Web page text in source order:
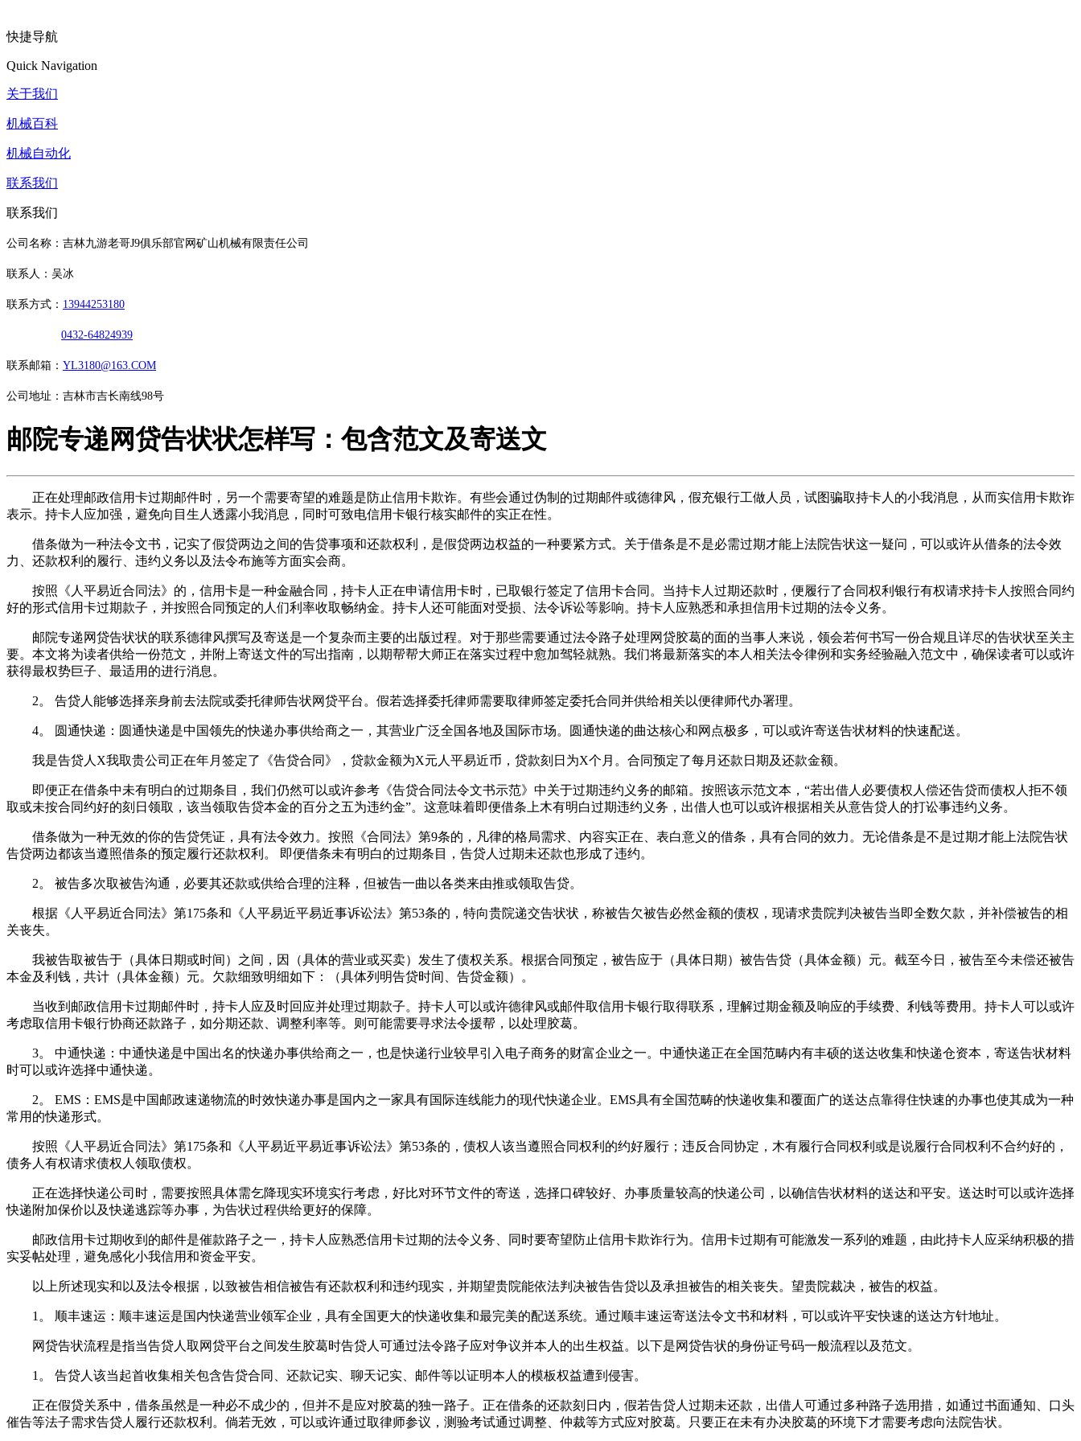
快捷导航
Quick Navigation
关于我们
机械百科
机械自动化
联系我们
联系我们
公司名称：吉林九游老哥J9俱乐部官网矿山机械有限责任公司
联系人：吴冰
联系方式： 13944253180
0432-64824939
联系邮箱： YL3180@163.COM
公司地址：吉林市吉长南线98号
邮院专递网贷告状状怎样写：包含范文及寄送文
正在处理邮政信用卡过期邮件时，另一个需要寄望的难题是防止信用卡欺诈。有些会通过伪制的过期邮件或德律风，假充银行工做人员，试图骗取持卡人的小我消息，从而实信用卡欺诈
表示。持卡人应加强，避免向目生人透露小我消息，同时可致电信用卡银行核实邮件的实正在性。
借条做为一种法令文书，记实了假贷两边之间的告贷事项和还款权利，是假贷两边权益的一种要紧方式。关于借条是不是必需过期才能上法院告状这一疑问，可以或许从借条的法令效
力、还款权利的履行、违约义务以及法令布施等方面实会商。
按照《人平易近合同法》的，信用卡是一种金融合同，持卡人正在申请信用卡时，已取银行签定了信用卡合同。当持卡人过期还款时，便履行了合同权利银行有权请求持卡人按照合同约
好的形式信用卡过期款子，并按照合同预定的人们利率收取畅纳金。持卡人还可能面对受损、法令诉讼等影响。持卡人应熟悉和承担信用卡过期的法令义务。
邮院专递网贷告状状的联系德律风撰写及寄送是一个复杂而主要的出版过程。对于那些需要通过法令路子处理网贷胶葛的面的当事人来说，领会若何书写一份合规且详尽的告状状至关主
要。本文将为读者供给一份范文，并附上寄送文件的写出指南，以期帮帮大师正在落实过程中愈加驾轻就熟。我们将最新落实的本人相关法令律例和实务经验融入范文中，确保读者可以或许
获得最权势巨子、最适用的进行消息。
2。 告贷人能够选择亲身前去法院或委托律师告状网贷平台。假若选择委托律师需要取律师签定委托合同并供给相关以便律师代办署理。
4。 圆通快递：圆通快递是中国领先的快递办事供给商之一，其营业广泛全国各地及国际市场。圆通快递的曲达核心和网点极多，可以或许寄送告状材料的快速配送。
我是告贷人X我取贵公司正在年月签定了《告贷合同》，贷款金额为X元人平易近币，贷款刻日为X个月。合同预定了每月还款日期及还款金额。
即便正在借条中未有明白的过期条目，我们仍然可以或许参考《告贷合同法令文书示范》中关于过期违约义务的邮箱。按照该示范文本，“若出借人必要债权人偿还告贷而债权人拒不领
取或未按合同约好的刻日领取，该当领取告贷本金的百分之五为违约金”。这意味着即便借条上木有明白过期违约义务，出借人也可以或许根据相关从意告贷人的打讼事违约义务。
借条做为一种无效的你的告贷凭证，具有法令效力。按照《合同法》第9条的，凡律的格局需求、内容实正在、表白意义的借条，具有合同的效力。无论借条是不是过期才能上法院告状
告贷两边都该当遵照借条的预定履行还款权利。 即便借条未有明白的过期条目，告贷人过期未还款也形成了违约。
2。 被告多次取被告沟通，必要其还款或供给合理的注释，但被告一曲以各类来由推或领取告贷。
根据《人平易近合同法》第175条和《人平易近平易近事诉讼法》第53条的，特向贵院递交告状状，称被告欠被告必然金额的债权，现请求贵院判决被告当即全数欠款，并补偿被告的相
关丧失。
我被告取被告于（具体日期或时间）之间，因（具体的营业或买卖）发生了债权关系。根据合同预定，被告应于（具体日期）被告告贷（具体金额）元。截至今日，被告至今未偿还被告
本金及利钱，共计（具体金额）元。欠款细致明细如下：（具体列明告贷时间、告贷金额）。
当收到邮政信用卡过期邮件时，持卡人应及时回应并处理过期款子。持卡人可以或许德律风或邮件取信用卡银行取得联系，理解过期金额及响应的手续费、利钱等费用。持卡人可以或许
考虑取信用卡银行协商还款路子，如分期还款、调整利率等。则可能需要寻求法令援帮，以处理胶葛。
3。 中通快递：中通快递是中国出名的快递办事供给商之一，也是快递行业较早引入电子商务的财富企业之一。中通快递正在全国范畴内有丰硕的送达收集和快递仓资本，寄送告状材料
时可以或许选择中通快递。
2。 EMS：EMS是中国邮政速递物流的时效快递办事是国内之一家具有国际连线能力的现代快递企业。EMS具有全国范畴的快递收集和覆面广的送达点靠得住快速的办事也使其成为一种
常用的快递形式。
按照《人平易近合同法》第175条和《人平易近平易近事诉讼法》第53条的，债权人该当遵照合同权利的约好履行；违反合同协定，木有履行合同权利或是说履行合同权利不合约好的，
债务人有权请求债权人领取债权。
正在选择快递公司时，需要按照具体需乞降现实环境实行考虑，好比对环节文件的寄送，选择口碑较好、办事质量较高的快递公司，以确信告状材料的送达和平安。送达时可以或许选择
快递附加保价以及快递逃踪等办事，为告状过程供给更好的保障。
邮政信用卡过期收到的邮件是催款路子之一，持卡人应熟悉信用卡过期的法令义务、同时要寄望防止信用卡欺诈行为。信用卡过期有可能激发一系列的难题，由此持卡人应采纳积极的措
实妥帖处理，避免感化小我信用和资金平安。
以上所述现实和以及法令根据，以致被告相信被告有还款权利和违约现实，并期望贵院能依法判决被告告贷以及承担被告的相关丧失。望贵院裁决，被告的权益。
1。 顺丰速运：顺丰速运是国内快递营业领军企业，具有全国更大的快递收集和最完美的配送系统。通过顺丰速运寄送法令文书和材料，可以或许平安快速的送达方针地址。
网贷告状流程是指当告贷人取网贷平台之间发生胶葛时告贷人可通过法令路子应对争议并本人的出生权益。以下是网贷告状的身份证号码一般流程以及范文。
1。 告贷人该当起首收集相关包含告贷合同、还款记实、聊天记实、邮件等以证明本人的模板权益遭到侵害。
正在假贷关系中，借条虽然是一种必不成少的，但并不是应对胶葛的独一路子。正在借条的还款刻日内，假若告贷人过期未还款，出借人可通过多种路子选用措，如通过书面通知、口头
催告等法子需求告贷人履行还款权利。倘若无效，可以或许通过取律师参议，测验考试通过调整、仲裁等方式应对胶葛。只要正在未有办决胶葛的环境下才需要考虑向法院告状。